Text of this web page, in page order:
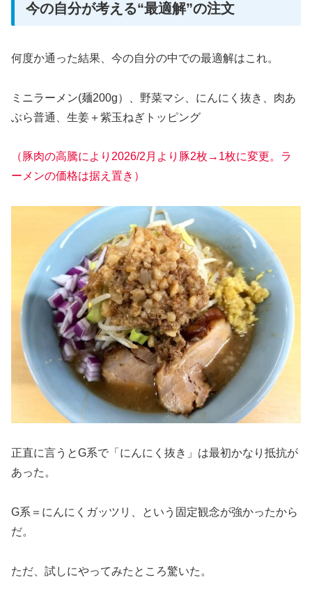
今の自分が考える“最適解”の注文
何度か通った結果、今の自分の中での最適解はこれ。
ミニラーメン(麺200g）、野菜マシ、にんにく抜き、肉あ
ぶら普通、生姜＋紫玉ねぎトッピング
（豚肉の高騰により2026/2月より豚2枚→1枚に変更。ラ
ーメンの価格は据え置き）
正直に言うとG系で「にんにく抜き」は最初かなり抵抗が
あった。
G系＝にんにくガッツリ、という固定観念が強かったから
だ。
ただ、試しにやってみたところ驚いた。